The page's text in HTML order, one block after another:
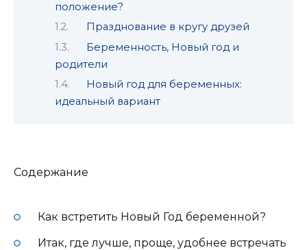
положение?
Празднование в кругу друзей
Беременность, Новый год и
родители
Новый год для беременных:
идеальный вариант
Содержание
Как встретить Новый Год беременной?
Итак, где лучше, проще, удобнее встречать